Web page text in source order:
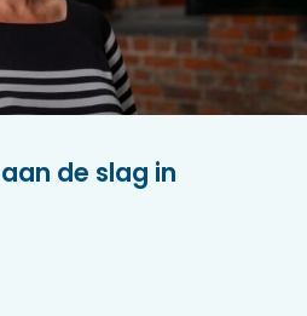
de slag in